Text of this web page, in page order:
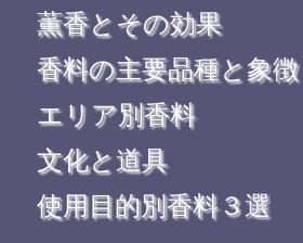
薫香とその効果
香料の主要品種と象徴
エリア別香料
文化と道具
使用目的別香料３選